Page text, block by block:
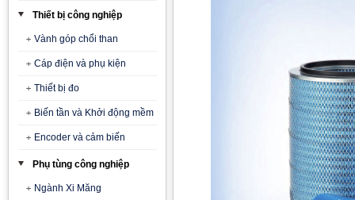
Thiết bị công nghiệp
Vành góp chổi than
Cáp điện và phụ kiện
Thiết bị đo
Biến tần và Khởi động mềm
Encoder và cảm biến
Phụ tùng công nghiệp
Ngành Xi Măng